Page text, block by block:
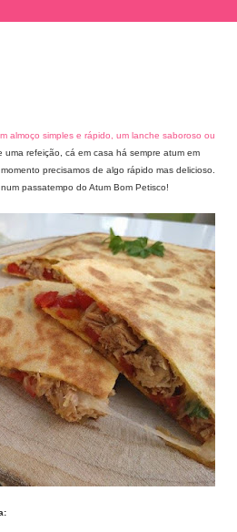
almoço simples e rápido, um lanche saboroso ou
uma refeição, cá em casa há sempre atum em
precisamos de algo rápido mas delicioso.
passatempo do Atum Bom Petisco!